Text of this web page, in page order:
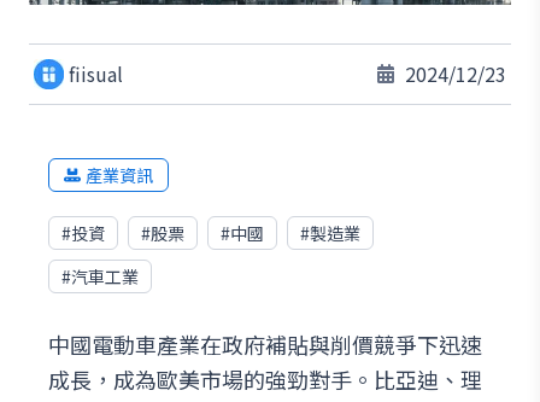
fiisual 2024/12/23
產業資訊
#投資 #股票 #中國 #製造業
#汽車工業
中國電動車產業在政府補貼與削價競爭下迅速
成長，成為歐美市場的強勁對手。比亞迪、理